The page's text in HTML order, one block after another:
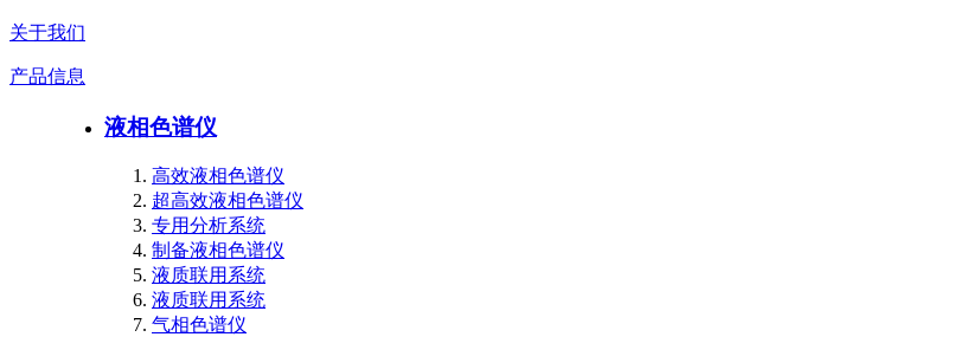
关于我们
产品信息
液相色谱仪
高效液相色谱仪
超高效液相色谱仪
专用分析系统
制备液相色谱仪
液质联用系统
液质联用系统
气相色谱仪